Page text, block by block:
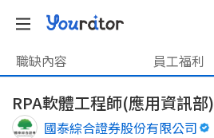
職缺內容 員工福利
RPA軟體工程師(應用資訊部)
國泰綜合證券股份有限公司